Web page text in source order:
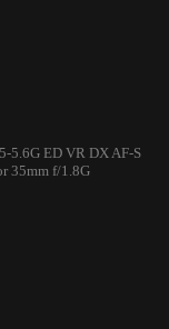
5.6G ED VR DX AF-S
35mm f/1.8G